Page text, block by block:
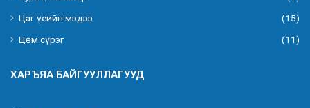
Цаг үеийн мэдээ
(15)
Цөм сүрэг
(11)
ХАРЪЯА БАЙГУУЛЛАГУУД